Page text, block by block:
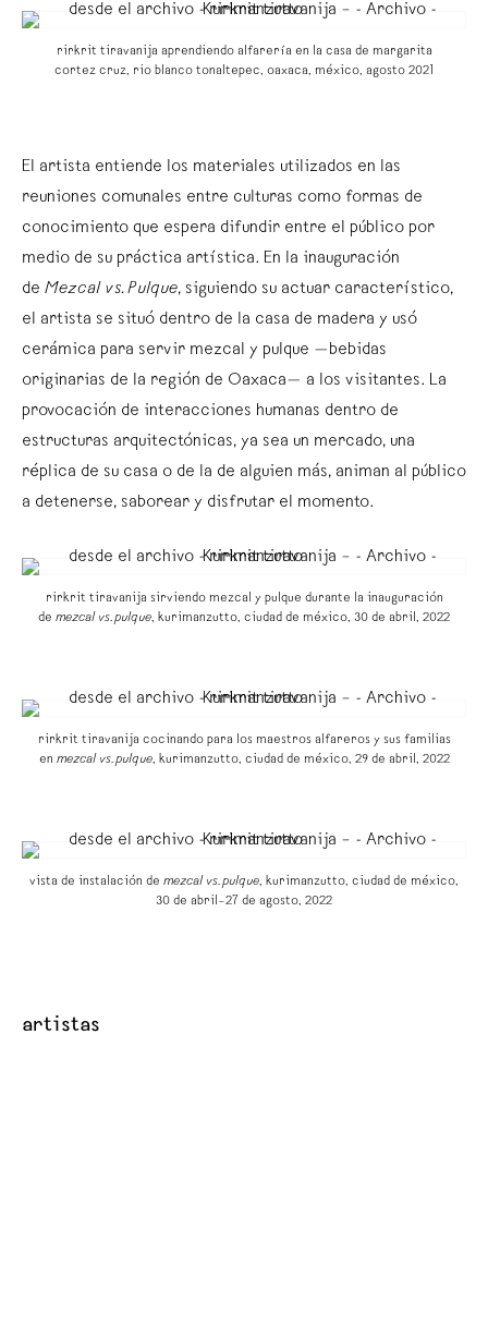
rirkrit tiravanija aprendiendo alfarería en la casa de margarita
cortez cruz, rio blanco tonaltepec, oaxaca, méxico, agosto 2021
El artista entiende los materiales utilizados en las
reuniones comunales entre culturas como formas de
conocimiento que espera difundir entre el público por
medio de su práctica artística. En la inauguración
de Mezcal vs. Pulque, siguiendo su actuar característico,
el artista se situó dentro de la casa de madera y usó
cerámica para servir mezcal y pulque —bebidas
originarias de la región de Oaxaca— a los visitantes. La
provocación de interacciones humanas dentro de
estructuras arquitectónicas, ya sea un mercado, una
réplica de su casa o de la de alguien más, animan al público
a detenerse, saborear y disfrutar el momento.
rirkrit tiravanija sirviendo mezcal y pulque durante la inauguración
de mezcal vs. pulque, kurimanzutto, ciudad de méxico, 30 de abril, 2022
rirkrit tiravanija cocinando para los maestros alfareros y sus familias
en mezcal vs. pulque, kurimanzutto, ciudad de méxico, 29 de abril, 2022
vista de instalación de mezcal vs. pulque, kurimanzutto, ciudad de méxico,
30 de abril–27 de agosto, 2022
artistas